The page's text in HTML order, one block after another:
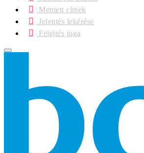
Mentett címek
Jelentés lekérése
Felejtés joga